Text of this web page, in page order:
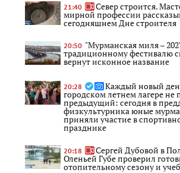
21:40 Север строится.
мирной профессии
сегодняшнем Дне строителя
20:50 "Мурманская миля –
традиционному фестивалю
вернут исконное название
20:28 Каждый новый
городском летнем лагере не
предыдущий: сегодня в
физкультурника юные
приняли участие в
празднике
20:18 Сергей Дубовой в
Оленьей Губе проверил
отопительному сезону и